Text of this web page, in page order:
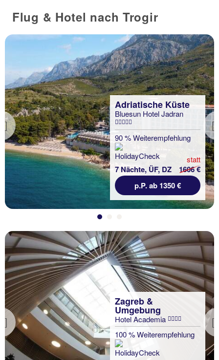
Flug & Hotel nach Trogir
Previous
Adriatische Küste
Bluesun Hotel Jadran
90 % Weiterempfehlung
7 Nächte, ÜF, DZ
statt
1606 €
p.P. ab 1350 €
Previous
Zagreb &
Umgebung
Hotel Academia
100 % Weiterempfehlung